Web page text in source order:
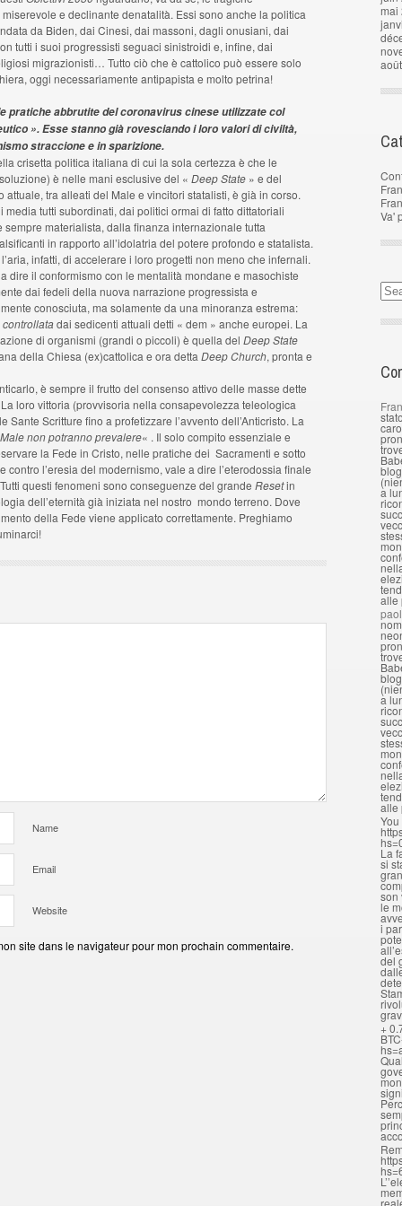
e declinante denatalità. Essi sono anche la politica
da Biden, dai Cinesi, dai massoni, dagli onusiani, dai
tutti i suoi progressisti seguaci sinistroidi e, infine, dai
migrazionisti… Tutto ciò che è cattolico può essere solo
oggi necessariamente antipapista e molto petrina!
pratiche abbrutite del coronavirus cinese utilizzate col
». Esse stanno già rovesciando i loro valori di civiltà,
straccione e in sparizione.
crisetta politica italiana di cui la sola certezza è che le
è nelle mani esclusive del « Deep State » e del
attuale, tra alleati del Male e vincitori statalisti, è già in corso.
tutti subordinati, dai politici ormai di fatto dittatoriali
materialista, dalla finanza internazionale tutta
in rapporto all’idolatria del potere profondo e statalista.
infatti, di accelerare i loro progetti non meno che infernali.
dire il conformismo con le mentalità mondane e masochiste
dai fedeli della nuova narrazione progressista e
conosciuta, ma solamente da una minoranza estrema:
dai sedicenti attuali detti « dem » anche europei. La
di organismi (grandi o piccoli) è quella del Deep State
della Chiesa (ex)cattolica e ora detta Deep Church, pronta e
è sempre il frutto del consenso attivo delle masse dette
loro vittoria (provvisoria nella consapevolezza teleologica
Scritture fino a profetizzare l’avvento dell’Anticristo. La
non potranno prevalere« . Il solo compito essenziale e
la Fede in Cristo, nelle pratiche dei Sacramenti e sotto
l’eresia del modernismo, vale a dire l’eterodossia finale
questi fenomeni sono conseguenze del grande Resetin
dell’eternità già iniziata nel nostro mondo terreno. Dove
della Fede viene applicato correttamente. Preghiamo
Name
Email
Website
site dans le navigateur pour mon prochain commentaire.
mai
Va'
a
alle
a
alle
La
si
son
le
i
del
+